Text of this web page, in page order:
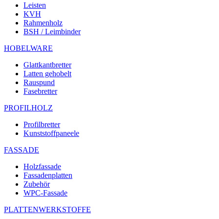
Leisten
KVH
Rahmenholz
BSH / Leimbinder
HOBELWARE
Glattkantbretter
Latten gehobelt
Rauspund
Fasebretter
PROFILHOLZ
Profilbretter
Kunststoffpaneele
FASSADE
Holzfassade
Fassadenplatten
Zubehör
WPC-Fassade
PLATTENWERKSTOFFE